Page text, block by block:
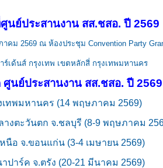
นย์ประสานงาน สส.ชสอ. ปี 2569
คม 2569 ณ ห้องประชุม Convention Party
ร์เด้นส์ กรุงเทพ เขตหลักสี่ กรุงเทพมหานคร
นย์ประสานงาน สส.ชสอ. ปี 2569
เทพมหานคร (14 พฤษภาคม 2569)
งตะวันตก จ.ชลบุรี (8-9 พฤษภาคม
นือ จ.ขอนแก่น (3-4 เมษายน 2569)
ปาร์ค จ.ตรัง (20-21 มีนาคม 2569)